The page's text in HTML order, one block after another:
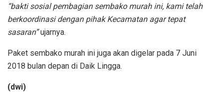
“bakti sosial pembagian sembako murah ini, kami telah
berkoordinasi dengan pihak Kecamatan agar tepat
sasaran”ujarnya.
Paket sembako murah ini juga akan digelar pada 7 Juni
2018 bulan depan di Daik Lingga.
(dwi)